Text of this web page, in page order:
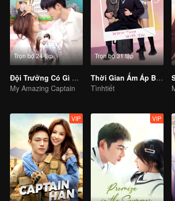
Trọn bộ 24 tập
Đội Trưởng Có Gì Sai Sai
My Amazing Captain
Trọn bộ 31 tập
Thời Gian Ấm Áp Bên Em
Tìnhtiết
VIP VIP